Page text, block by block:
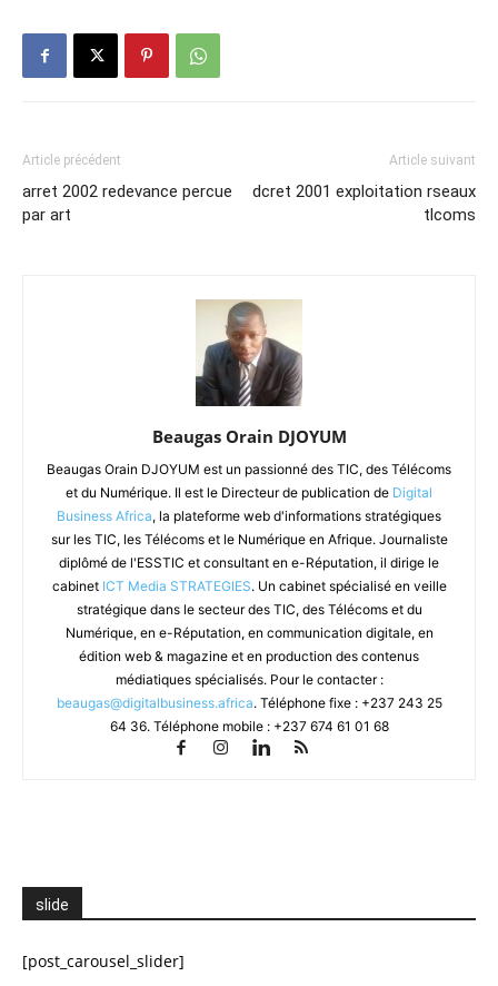
Article précédent
arret 2002 redevance percue
par art
Article suivant
dcret 2001 exploitation rseaux
tlcoms
Beaugas Orain DJOYUM
Beaugas Orain DJOYUM est un passionné des TIC, des Télécoms
et du Numérique. Il est le Directeur de publication de Digital
Business Africa, la plateforme web d'informations stratégiques
sur les TIC, les Télécoms et le Numérique en Afrique. Journaliste
diplômé de l'ESSTIC et consultant en e-Réputation, il dirige le
cabinet ICT Media STRATEGIES. Un cabinet spécialisé en veille
stratégique dans le secteur des TIC, des Télécoms et du
Numérique, en e-Réputation, en communication digitale, en
édition web & magazine et en production des contenus
médiatiques spécialisés. Pour le contacter :
beaugas@digitalbusiness.africa. Téléphone fixe : +237 243 25
64 36. Téléphone mobile : +237 674 61 01 68
slide
[post_carousel_slider]